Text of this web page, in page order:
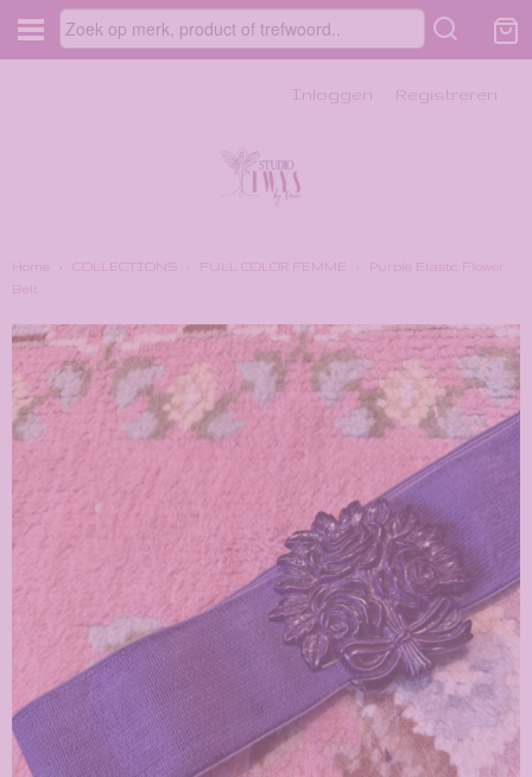
Inloggen Registreren
Home COLLECTIONS FULL COLOR FEMME
Purple Elastic Flower
Belt